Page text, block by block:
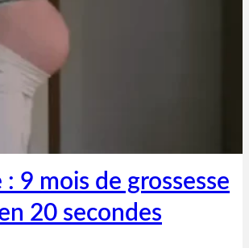
9 mois de grossesse
20 secondes